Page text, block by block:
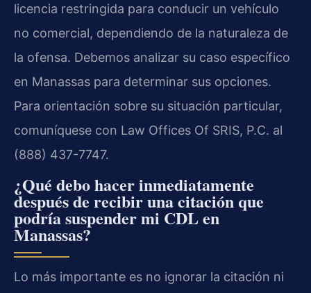
licencia restringida para conducir un vehículo
no comercial, dependiendo de la naturaleza de
la ofensa. Debemos analizar su caso específico
en Manassas para determinar sus opciones.
Para orientación sobre su situación particular,
comuníquese con Law Offices Of SRIS, P.C. al
(888) 437-7747.
¿Qué debo hacer inmediatamente
después de recibir una citación que
podría suspender mi CDL en
Manassas?
Lo más importante es no ignorar la citación ni